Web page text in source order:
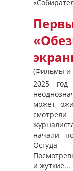
(Фильмы и
2025 год
может
начали
Осгуда
и жуткие...